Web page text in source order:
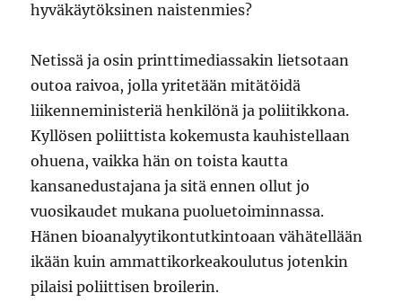
hyväkäytöksinen naistenmies?
Netissä ja osin printtimediassakin lietsotaan
outoa raivoa, jolla yritetään mitätöidä
liikenneministeriä henkilönä ja poliitikkona.
Kyllösen poliittista kokemusta kauhistellaan
ohuena, vaikka hän on toista kautta
kansanedustajana ja sitä ennen ollut jo
vuosikaudet mukana puoluetoiminnassa.
Hänen bioanalyytikontutkintoaan vähätellään
ikään kuin ammattikorkeakoulutus jotenkin
pilaisi poliittisen broilerin.